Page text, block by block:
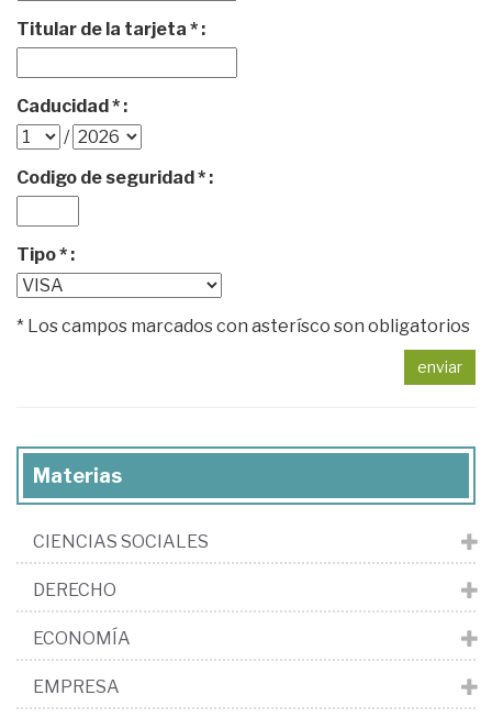
Titular de la tarjeta * :
Caducidad * :
/
Codigo de seguridad * :
Tipo * :
* Los campos marcados con asterísco son obligatorios
enviar
Materias
CIENCIAS SOCIALES
DERECHO
ECONOMÍA
EMPRESA